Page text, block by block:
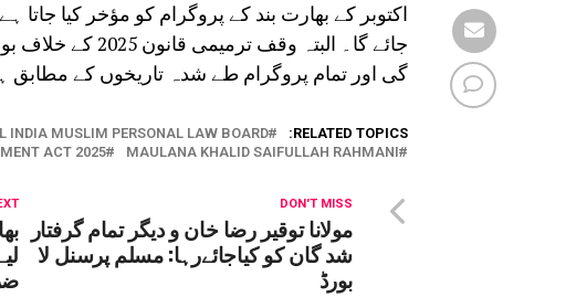
اکتوبر کے بھارت بند کے پروگرام کو مؤخر کیا جاتا
جائے گا۔ البتہ
گی اور تمام پروگرام طے شدہ تاریخوں کے
RELATED TOPICS:
INDIA MUSLIM PERSONAL LAW BOARD
MAULANA KHALID SAIFULLAH RAHMANI
ACT 2025
DON'T MISS
مولانا توقیر رضا خان و دیگر تمام گرفتار
شد گان کو کیاجائےرہا: مسلم پرسنل لا
بورڈ